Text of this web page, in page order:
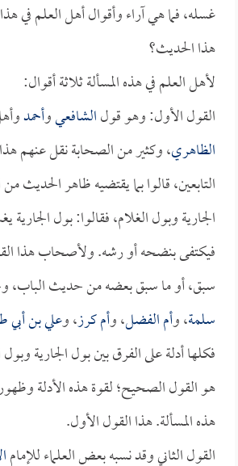
غسله، فما هي آراء وأقوال أهل العلم في
هذا الحديث؟
لأهل العلم في هذه المسألة ثلاثة أقوال:
القول الأول: وهو قولالشافعيوأحمد
الظاهري، وكثير من الصحابة نقل عنهم
التابعين، قالوا بما يقتضيه ظاهر الحديث
الجارية وبول الغلام، فقالوا: بول الجارية
فيكتفى بنضحه أو رشه. ولأصحاب هذا
سبق، أو ما سبق بعضه من حديث
سلمة، وأم الفضل، وأم كرز، وعلي بن
فكلها أدلة على الفرق بين بول الجارية
هو القول الصحيح؛ لقوة هذه الأدلة
هذه المسألة. هذا القول الأول.
القول الثاني وقد نسبه بعض العلماء للإمام